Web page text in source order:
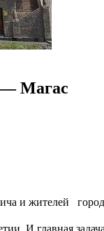
— Магас
и
И главная